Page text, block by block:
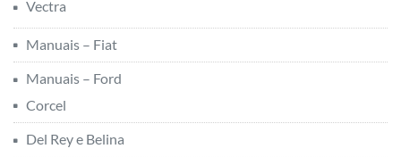
Vectra
Manuais – Fiat
Manuais – Ford
Corcel
Del Rey e Belina